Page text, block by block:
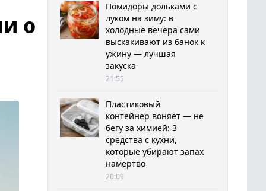
о
Помидоры дольками с
луком на зиму: в
холодные вечера сами
выскакивают из банок к
ужину — лучшая
закуска
21:55
Пластиковый
контейнер воняет — не
бегу за химией: 3
средства с кухни,
которые убирают запах
намертво
20:09